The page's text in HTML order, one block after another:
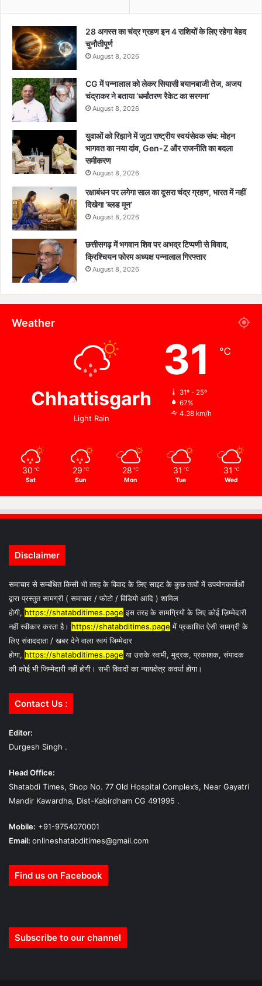
28 अगस्त का चंद्र ग्रहण इन 4 राशियों के लिए रहेगा बेहद
चुनौतीपूर्ण
August 8, 2026
CG में पन्नालाल को लेकर सियासी बयानबाजी तेज, अजय
चंद्राकर ने बताया ‘धर्मांतरण रैकेट का सरगना’
August 8, 2026
युवाओं को रिझाने में जुटा राष्ट्रीय स्वयंसेवक संघ: मोहन
भागवत का नया दांव, Gen-Z और राजनीति का बदला
समीकरण
August 8, 2026
रक्षाबंधन पर लगेगा साल का दूसरा चंद्र ग्रहण, भारत में नहीं
दिखेगा ‘ब्लड मून’
August 8, 2026
छत्तीसगढ़ में भगवान शिव पर अभद्र टिप्पणी से विवाद,
क्रिश्चियन फोरम अध्यक्ष पन्नालाल गिरफ्तार
August 8, 2026
Weather
Chhattisgarh
Light Rain
31 ℃
31º - 25º
67%
4.38 km/h
30 ℃
Sat
29 ℃
Sun
28 ℃
Mon
31 ℃
Tue
31 ℃
Wed
Disclaimer
समाचार से सम्बंधित किसी भी तरह के विवाद के लिए साइट के कुछ तत्वों में उपयोगकर्ताओं
द्वारा प्रस्तुत सामग्री ( समाचार / फोटो / विडियो आदि ) शामिल
होगी, https://shatabditimes.page इस तरह के सामग्रियों के लिए कोई ज़िम्मेदारी
नहीं स्वीकार करता है। https://shatabditimes.page में प्रकाशित ऐसी सामग्री के
लिए संवाददाता / खबर देने वाला स्वयं जिम्मेदार
होगा, https://shatabditimes.page या उसके स्वामी, मुद्रक, प्रकाशक, संपादक
की कोई भी जिम्मेदारी नहीं होगी। सभी विवादों का न्यायक्षेत्र कवर्धा होगा।
Contact Us :
Editor:
Durgesh Singh .
Head Office:
Shatabdi Times, Shop No. 77 Old Hospital Complex’s, Near Gayatri
Mandir Kawardha, Dist-Kabirdham CG 491995 .
Mobile: +91-9754070001
Email: onlineshatabditimes@gmail.com
Find us on Facebook
Subscribe to our channel